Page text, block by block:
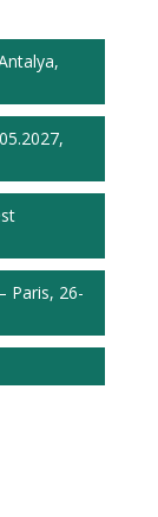
Paris, 26-